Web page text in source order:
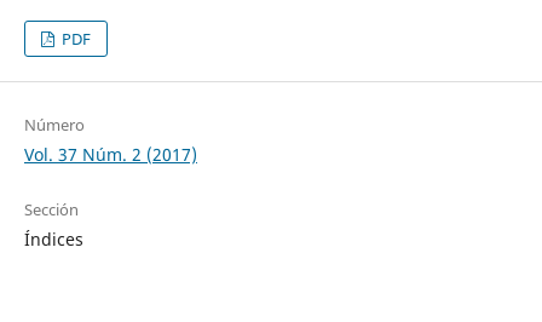
PDF
Número
Vol. 37 Núm. 2 (2017)
Sección
Índices